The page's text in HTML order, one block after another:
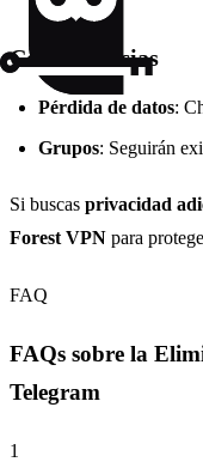
Consecuencias
Pérdida de datos:
Grupos: Seguirán
Si buscas privacidad
Forest VPN para
FAQ
FAQs sobre la
Telegram
1